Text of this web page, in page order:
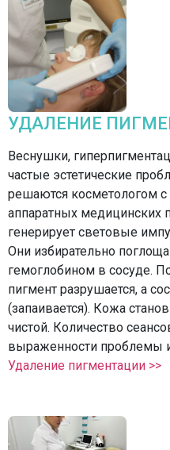
УДАЛЕНИЕ
Веснушки,
частые эстетические
решаются косметологом
аппаратных медицинских
генерирует световые
Они избирательно
гемоглобином в сосуде.
пигмент разрушается, а
(запаивается). Кожа
чистой. Количество
выраженности проблемы
Удаление пигментации >>